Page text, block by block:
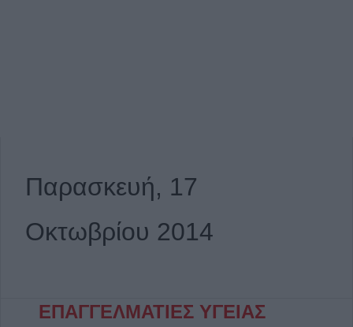
Παρασκευή, 17
Οκτωβρίου 2014
ΕΠΑΓΓΕΛΜΑΤΙΕΣ ΥΓΕΙΑΣ